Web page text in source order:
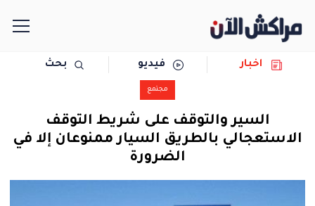
سياسة
رياضة
اخبار فيديو بحث
مجتمع
السير والتوقف على شريط التوقف
الاستعجالي بالطريق السيار ممنوعان إلا في
الضرورة